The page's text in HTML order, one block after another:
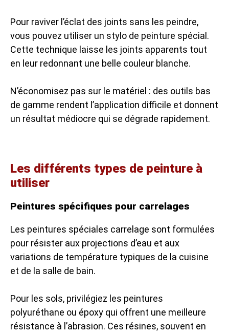
Pour raviver l’éclat des joints sans les peindre,
vous pouvez utiliser un stylo de peinture spécial.
Cette technique laisse les joints apparents tout
en leur redonnant une belle couleur blanche.
N’économisez pas sur le matériel : des outils bas
de gamme rendent l’application difficile et donnent
un résultat médiocre qui se dégrade rapidement.
Les différents types de peinture à
utiliser
Peintures spécifiques pour carrelages
Les peintures spéciales carrelage sont formulées
pour résister aux projections d’eau et aux
variations de température typiques de la cuisine
et de la salle de bain.
Pour les sols, privilégiez les peintures
polyuréthane ou époxy qui offrent une meilleure
résistance à l’abrasion. Ces résines, souvent en